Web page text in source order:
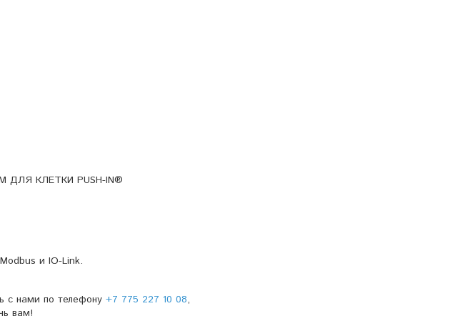
КЛЕТКИ PUSH-IN®
и IO-Link.
с нами по телефону +7 775 227 10 08,
вам!